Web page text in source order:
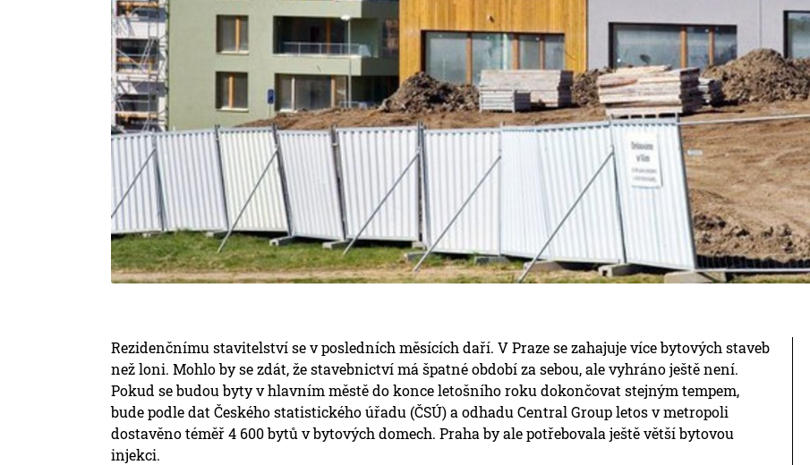
Rezidenčnímu stavitelství se v posledních měsících daří. V Praze se zahajuje více bytových staveb
než loni. Mohlo by se zdát, že stavebnictví má špatné období za sebou, ale vyhráno ještě není.
Pokud se budou byty v hlavním městě do konce letošního roku dokončovat stejným tempem,
bude podle dat Českého statistického úřadu (ČSÚ) a odhadu Central Group letos v metropoli
dostavěno téměř 4 600 bytů v bytových domech. Praha by ale potřebovala ještě větší bytovou
injekci.